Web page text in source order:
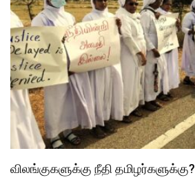
விலங்குகளுக்கு நீதி தமிழர்களுக்கு?